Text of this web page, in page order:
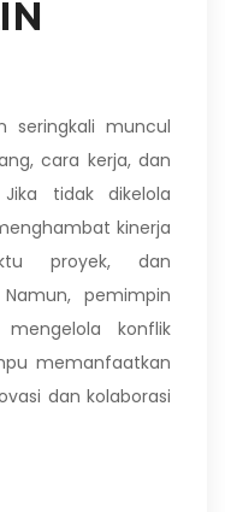
seringkali muncul
cara kerja, dan
tidak dikelola
kinerja
proyek, dan
pemimpin
konflik
memanfaatkan
dan kolaborasi